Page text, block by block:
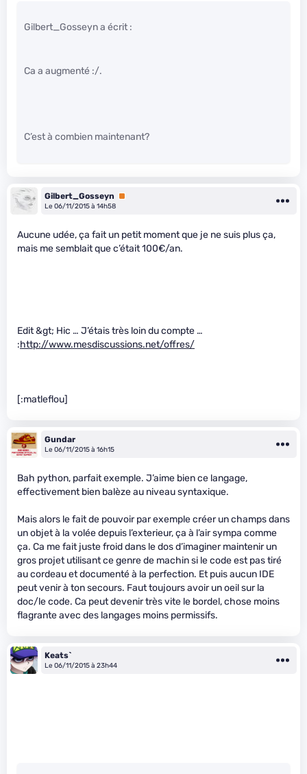
Gilbert_Gosseyn a écrit :
Ca a augmenté :/.
C’est à combien maintenant?
Gilbert_Gosseyn
Premium
Le 06/11/2015 à 14h58
Aucune udée, ça fait un petit moment que je ne suis plus ça,
mais me semblait que c’était 100€/an.
Edit &gt; Hic … J’étais très loin du compte …
:http://www.mesdiscussions.net/offres/
[:matleflou]
Gundar
Le 06/11/2015 à 16h15
Bah python, parfait exemple. J’aime bien ce langage,
effectivement bien balèze au niveau syntaxique.
Mais alors le fait de pouvoir par exemple créer un champs dans
un objet à la volée depuis l’exterieur, ça à l’air sympa comme
ça. Ca me fait juste froid dans le dos d’imaginer maintenir un
gros projet utilisant ce genre de machin si le code est pas tiré
au cordeau et documenté à la perfection. Et puis aucun IDE
peut venir à ton secours. Faut toujours avoir un oeil sur la
doc/le code. Ca peut devenir très vite le bordel, chose moins
flagrante avec des langages moins permissifs.
Keats`
Le 06/11/2015 à 23h44